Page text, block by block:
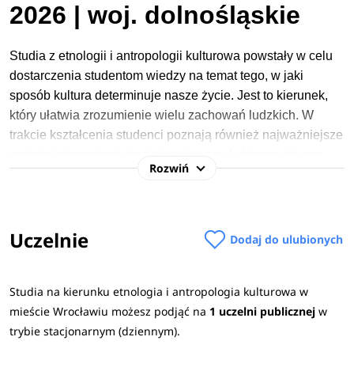
2026 | woj. dolnośląskie
Studia z etnologii i antropologii kulturowa powstały w celu
dostarczenia studentom wiedzy na temat tego, w jaki
sposób kultura determinuje nasze życie. Jest to kierunek,
który ułatwia zrozumienie wielu zachowań ludzkich. W
trakcie kształcenia studenci poznają również najważniejsze
odkryją bogactwo i różnorodność kultur całego świata.
etnologia i antropologia kulturowa najczęściej
sztuki, język obcy, wiedza o społeczeństwie.Sprawdź
wymagane przedmioty maturalne na uczelniach>
Rozwiń
Uczelnie Dodaj do ulubionych
Studia na kierunku etnologia i antropologia kulturowa w
mieście Wrocławiu możesz podjąć na 1 uczelni publicznejw
trybie stacjonarnym (dziennym).